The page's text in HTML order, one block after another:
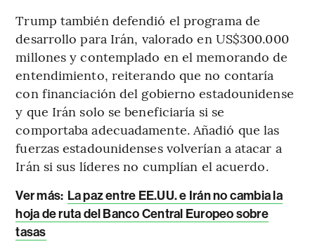
Trump también defendió el programa de
desarrollo para Irán, valorado en US$300.000
millones y contemplado en el memorando de
entendimiento, reiterando que no contaría
con financiación del gobierno estadounidense
y que Irán solo se beneficiaría si se
comportaba adecuadamente. Añadió que las
fuerzas estadounidenses volverían a atacar a
Irán si sus líderes no cumplían el acuerdo.
Ver más: La paz entre EE.UU. e Irán no cambia la
hoja de ruta del Banco Central Europeo sobre
tasas